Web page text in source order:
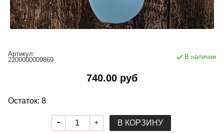
Артикул:
2200000009869
В наличии
740.00 руб
Остаток: 8
В КОРЗИНУ